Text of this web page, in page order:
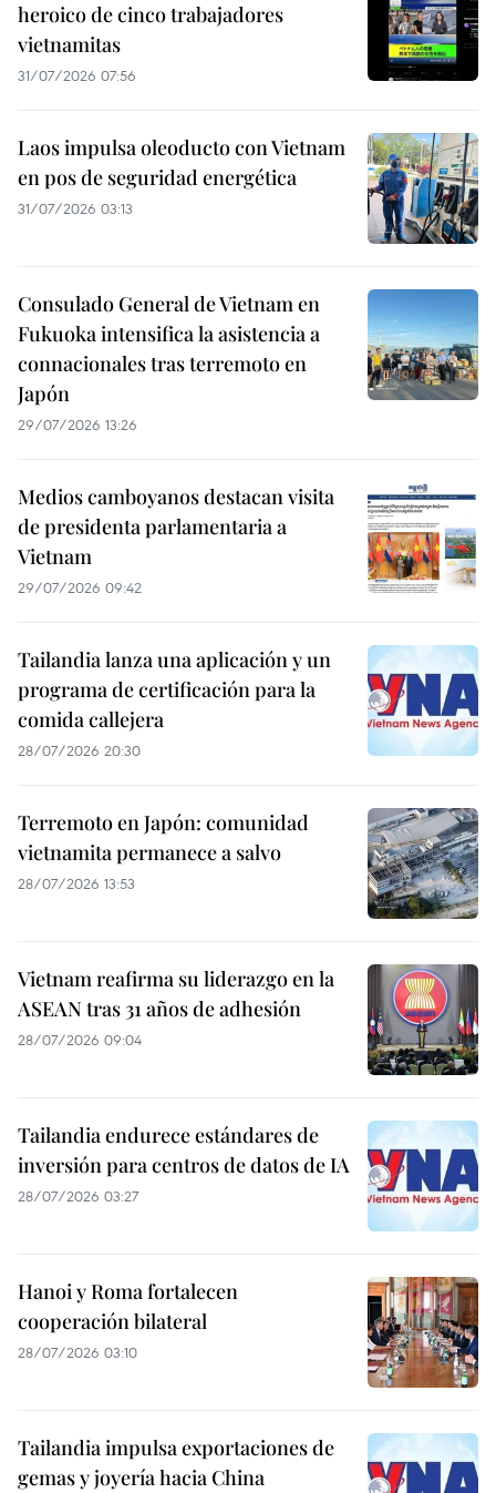
heroico de cinco trabajadores
vietnamitas
31/07/2026 07:56
Laos impulsa oleoducto con Vietnam
en pos de seguridad energética
31/07/2026 03:13
Consulado General de Vietnam en
Fukuoka intensifica la asistencia a
connacionales tras terremoto en
Japón
29/07/2026 13:26
Medios camboyanos destacan visita
de presidenta parlamentaria a
Vietnam
29/07/2026 09:42
Tailandia lanza una aplicación y un
programa de certificación para la
comida callejera
28/07/2026 20:30
Terremoto en Japón: comunidad
vietnamita permanece a salvo
28/07/2026 13:53
Vietnam reafirma su liderazgo en la
ASEAN tras 31 años de adhesión
28/07/2026 09:04
Tailandia endurece estándares de
inversión para centros de datos de IA
28/07/2026 03:27
Hanoi y Roma fortalecen
cooperación bilateral
28/07/2026 03:10
Tailandia impulsa exportaciones de
gemas y joyería hacia China